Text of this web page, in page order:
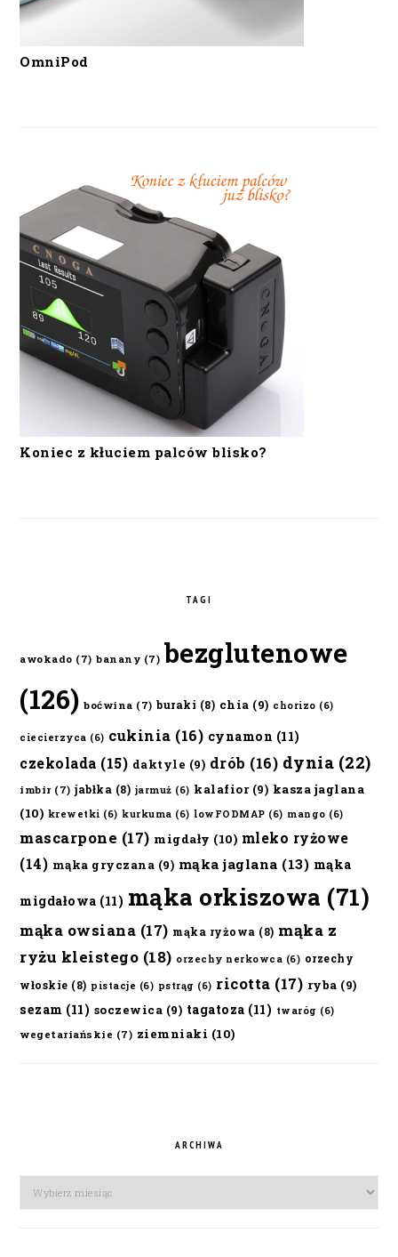
OmniPod
Koniec z kłuciem palców blisko?
TAGI
awokado (7) banany (7) bezglutenowe
(126) boćwina (7) buraki (8) chia (9) chorizo (6)
ciecierzyca (6) cukinia (16) cynamon (11)
czekolada (15) daktyle (9) drób (16) dynia (22)
imbir (7) jabłka (8) jarmuż (6) kalafior(9) kasza jaglana
(10) krewetki (6) kurkuma (6) lowFODMAP (6) mango (6)
mascarpone (17) migdały (10) mleko ryżowe
(14) mąka gryczana (9) mąka jaglana (13) mąka
migdałowa (11) mąka orkiszowa (71)
mąka owsiana (17) mąka ryżowa (8) mąka z
ryżu kleistego (18) orzechy nerkowca (6) orzechy
włoskie (8) pistacje (6) pstrąg (6) ricotta (17) ryba (9)
sezam (11) soczewica (9) tagatoza (11) twaróg (6)
wegetariańskie (7) ziemniaki (10)
ARCHIWA
Archiwa